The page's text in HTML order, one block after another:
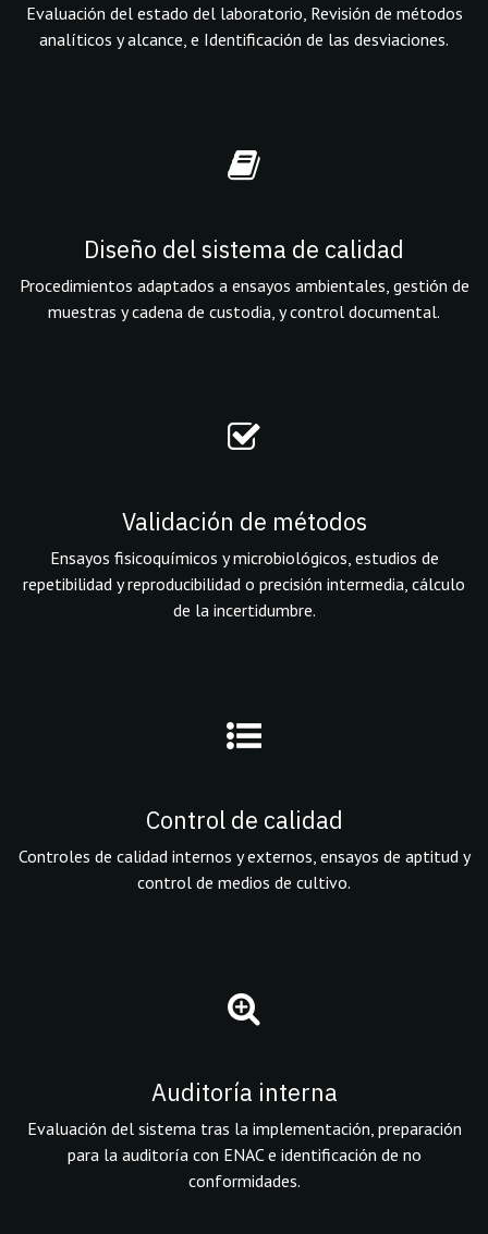
Evaluación del estado del laboratorio, Revisión de métodos
analíticos y alcance, e Identificación de las desviaciones.
Diseño del sistema de calidad
Procedimientos adaptados a ensayos ambientales, gestión de
muestras y cadena de custodia, y control documental.
Validación de métodos
Ensayos fisicoquímicos y microbiológicos, estudios de
repetibilidad y reproducibilidad o precisión intermedia, cálculo
de la incertidumbre.
Control de calidad
Controles de calidad internos y externos, ensayos de aptitud y
control de medios de cultivo.
Auditoría interna
Evaluación del sistema tras la implementación, preparación
para la auditoría con ENAC e identificación de no
conformidades.